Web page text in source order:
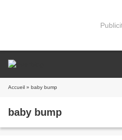
Accueil » baby bump
baby bump